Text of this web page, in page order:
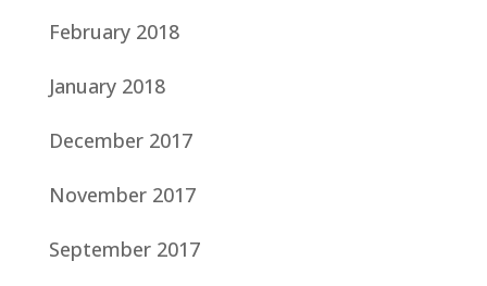
February 2018
January 2018
December 2017
November 2017
September 2017